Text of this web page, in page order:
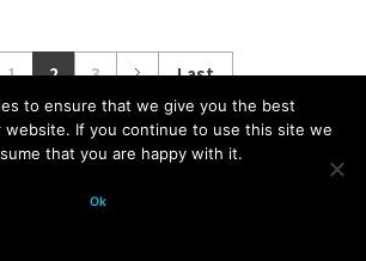
1 2 3 Last
科學月刊五十年大全 All
to ensure that we give you the best
website. If you continue to use this site we
that you are happy with it.
Ok